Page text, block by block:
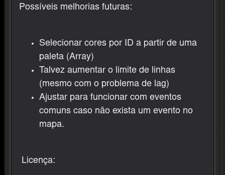
Possíveis melhorias futuras:
Selecionar cores por ID a partir de uma
paleta (Array)
Talvez aumentar o limite de linhas
(mesmo com o problema de lag)
Ajustar para funcionar com eventos
comuns caso não exista um evento no
mapa.
Licença: